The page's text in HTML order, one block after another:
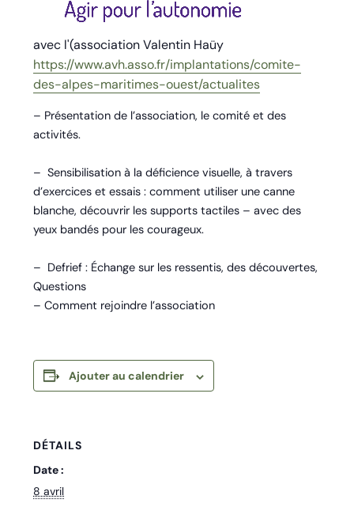
avec l'(association Valentin Haüy
https://www.avh.asso.fr/implantations/comite-
des-alpes-maritimes-ouest/actualites
– Présentation de l’association, le comité et des
activités.
– Sensibilisation à la déficience visuelle, à travers
d’exercices et essais : comment utiliser une canne
blanche, découvrir les supports tactiles – avec des
yeux bandés pour les courageux.
– Defrief : Échange sur les ressentis, des découvertes,
Questions
– Comment rejoindre l’association
Ajouter au calendrier
DÉTAILS
Date :
8 avril